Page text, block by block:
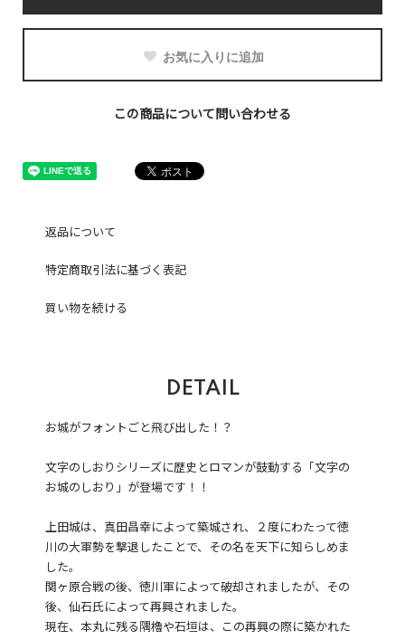
お気に入りに追加
この商品について問い合わせる
返品について
特定商取引法に基づく表記
買い物を続ける
DETAIL
お城がフォントごと飛び出した！？
文字のしおりシリーズに歴史とロマンが鼓動する「文字の
お城のしおり」が登場です！！
上田城は、真田昌幸によって築城され、２度にわたって徳
川の大軍勢を撃退したことで、その名を天下に知らしめま
した。
関ヶ原合戦の後、徳川軍によって破却されましたが、その
後、仙石氏によって再興されました。
現在、本丸に残る隅櫓や石垣は、この再興の際に築かれた